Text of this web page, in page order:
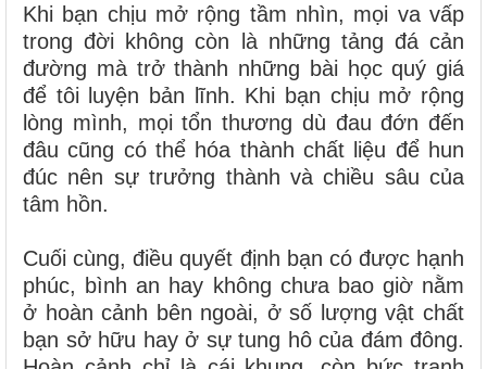
Khi bạn chịu mở rộng tầm nhìn, mọi va vấp
trong đời không còn là những tảng đá cản
đường mà trở thành những bài học quý giá
để tôi luyện bản lĩnh. Khi bạn chịu mở rộng
lòng mình, mọi tổn thương dù đau đớn đến
đâu cũng có thể hóa thành chất liệu để hun
đúc nên sự trưởng thành và chiều sâu của
tâm hồn.
Cuối cùng, điều quyết định bạn có được hạnh
phúc, bình an hay không chưa bao giờ nằm
ở hoàn cảnh bên ngoài, ở số lượng vật chất
bạn sở hữu hay ở sự tung hô của đám đông.